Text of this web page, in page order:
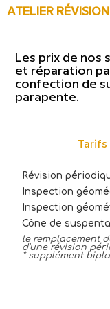
ATELIER
Les prix de nos
et réparation
confection de
parapente.
Tarifs
Révision
Inspection
Inspection
Cône de
le remplacement
d’une révision
* supplément